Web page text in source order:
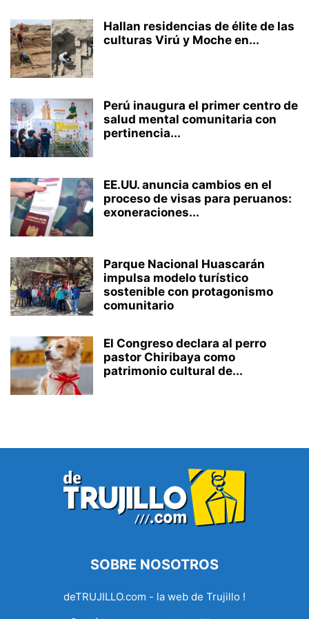
Hallan residencias de élite de las
culturas Virú y Moche en...
Perú inaugura el primer centro de
salud mental comunitaria con
pertinencia...
EE.UU. anuncia cambios en el
proceso de visas para peruanos:
exoneraciones...
Parque Nacional Huascarán
impulsa modelo turístico
sostenible con protagonismo
comunitario
El Congreso declara al perro
pastor Chiribaya como
patrimonio cultural de...
SOBRE NOSOTROS
deTRUJILLO.com - la web de Trujillo !